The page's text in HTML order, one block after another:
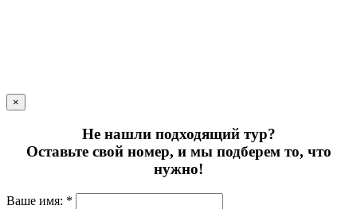
×
Не нашли подходящий тур?
Оставьте свой номер, и мы подберем то, что
нужно!
Ваше имя: *